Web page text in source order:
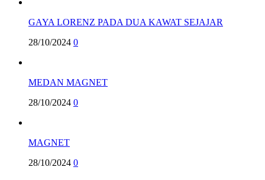
GAYA LORENZ PADA DUA KAWAT SEJAJAR
28/10/2024 0
MEDAN MAGNET
28/10/2024 0
MAGNET
28/10/2024 0